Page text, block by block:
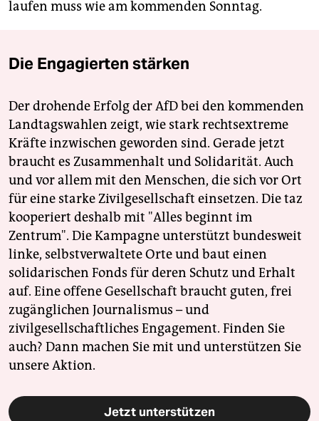
laufen muss wie am kommenden Sonntag.
Die Engagierten stärken
Der drohende Erfolg der AfD bei den kommenden
Landtagswahlen zeigt, wie stark rechtsextreme
Kräfte inzwischen geworden sind. Gerade jetzt
braucht es Zusammenhalt und Solidarität. Auch
und vor allem mit den Menschen, die sich vor Ort
für eine starke Zivilgesellschaft einsetzen. Die taz
kooperiert deshalb mit "Alles beginnt im
Zentrum". Die Kampagne unterstützt bundesweit
linke, selbstverwaltete Orte und baut einen
solidarischen Fonds für deren Schutz und Erhalt
auf. Eine offene Gesellschaft braucht guten, frei
zugänglichen Journalismus – und
zivilgesellschaftliches Engagement. Finden Sie
auch? Dann machen Sie mit und unterstützen Sie
unsere Aktion.
Jetzt unterstützen